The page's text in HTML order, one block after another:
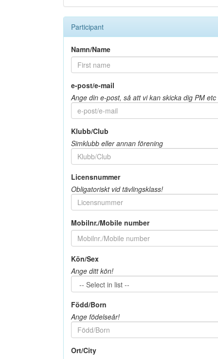
Participant
Namn/Name
e-post/e-mail
Ange din e-post, så att vi kan skicka dig PM
Klubb/Club
Simklubb eller annan förening
Licensnummer
Obligatoriskt vid tävlingsklass!
Mobilnr./Mobile number
Kön/Sex
Ange ditt kön!
Född/Born
Ange födelseår!
Ort/City